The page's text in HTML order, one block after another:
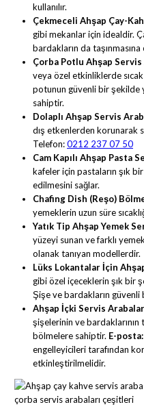
kullanılır.
Çekmeceli Ahşap Çay-
gibi mekanlar için idealdir.
bardakların da taşınmasına
Çorba Potlu Ahşap Servis
veya özel etkinliklerde
potunun güvenli bir
sahiptir.
Dolaplı Ahşap Servis
dış etkenlerden korunarak
Telefon:0212 237 07 50
Cam Kapılı Ahşap Pasta
kafeler için pastaların şık
edilmesini sağlar.
Chafing Dish (Reşo)
yemeklerin uzun süre
Yatık Tip Ahşap Yemek
yüzeyi sunan ve farklı
olanak tanıyan modellerdir.
Lüks Lokantalar İçin
gibi özel içeceklerin şık bir
Şişe ve bardakların güvenli
Ahşap İçki Servis
şişelerinin ve bardaklarının
bölmelere sahiptir. E-posta:
engelleyicileri tarafından
etkinleştirilmelidir.